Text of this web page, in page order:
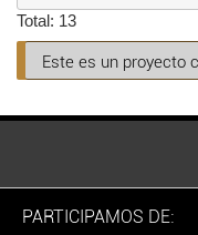
Total: 13
Este es un proyecto
PARTICIPAMOS DE: